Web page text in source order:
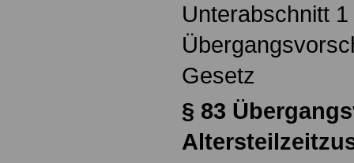
Unterabschnitt 1
Gesetz
§ 83